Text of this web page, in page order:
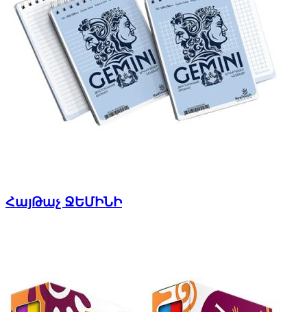
ՀայԹաչ ՋԵՄԻՆԻ